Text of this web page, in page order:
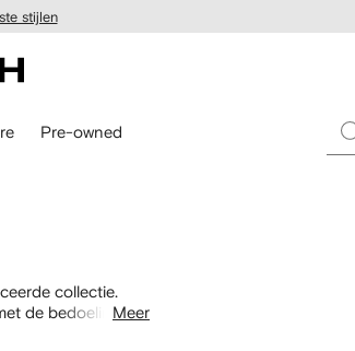
stijlen
Pre-owned
collectie.
de bedoeling om
Meer